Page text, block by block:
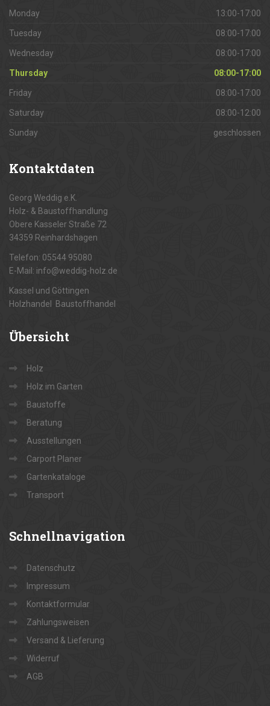
Monday 13:00-17:00
Tuesday 08:00-17:00
Wednesday 08:00-17:00
Thursday 08:00-17:00
Friday 08:00-17:00
Saturday 08:00-12:00
Sunday geschlossen
Kontaktdaten
Georg Weddig e.K.
Holz- & Baustoffhandlung
Obere Kasseler Straße 72
34359 Reinhardshagen
Telefon: 05544 95080
E-Mail: info@weddig-holz.de
Kassel und Göttingen
Holzhandel Baustoffhandel
Übersicht
Holz
Holz im Garten
Baustoffe
Beratung
Ausstellungen
Carport Planer
Gartenkataloge
Transport
Schnellnavigation
Datenschutz
Impressum
Kontaktformular
Zahlungsweisen
Versand & Lieferung
Widerruf
AGB